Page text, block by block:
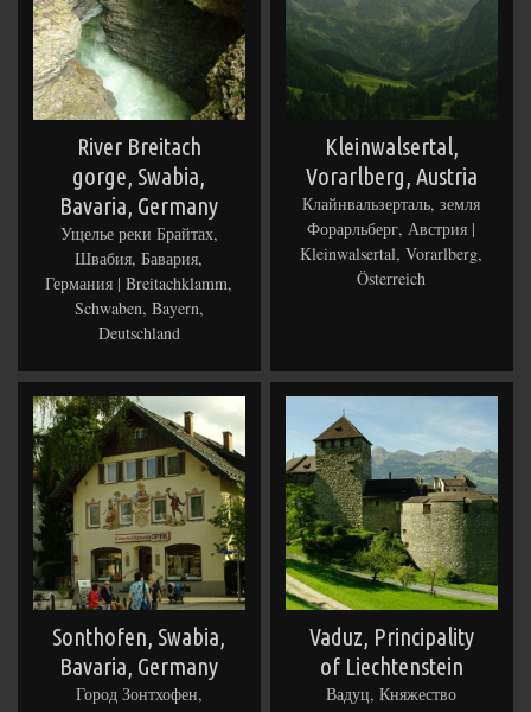
River Breitach
gorge, Swabia,
Bavaria, Germany
Ущелье реки Брайтах,
Швабия, Бавария,
Германия | Breitachklamm,
Schwaben, Bayern,
Deutschland
Kleinwalsertal,
Vorarlberg, Austria
Клайнвальзерталь, земля
Форарльберг, Австрия |
Kleinwalsertal, Vorarlberg,
Österreich
Sonthofen, Swabia,
Bavaria, Germany
Город Зонтхофен,
Vaduz, Principality
of Liechtenstein
Вадуц, Княжество